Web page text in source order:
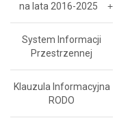
na lata 2016-2025
System Informacji
Przestrzennej
Klauzula Informacyjna
RODO